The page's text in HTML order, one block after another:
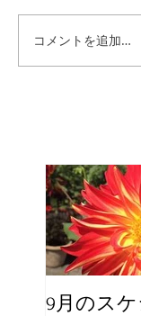
コメントを追加…
9月のス